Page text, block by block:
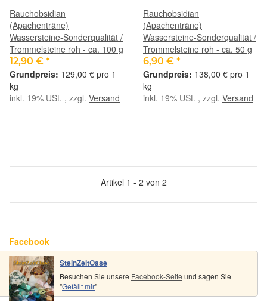
Rauchobsidian
(Apachenträne)
Wassersteine-Sonderqualität /
Trommelsteine roh - ca. 100 g
12,90 € *
129,00 € pro 1
kg
inkl. 19% USt. , zzgl. Versand
Rauchobsidian
(Apachenträne)
Wassersteine-Sonderqualität /
Trommelsteine roh - ca. 50 g
6,90 € *
138,00 € pro 1
kg
inkl. 19% USt. , zzgl. Versand
Artikel 1 - 2 von 2
Facebook
SteinZeitOase
Besuchen Sie unsere Facebook-Seite und sagen Sie
"Gefällt mir"